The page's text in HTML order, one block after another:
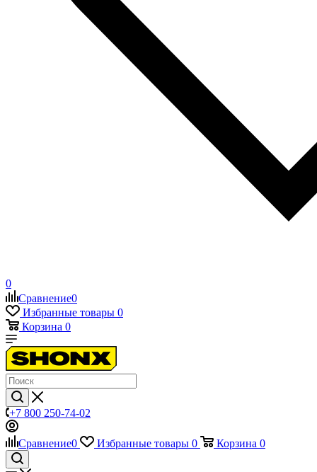
0
Сравнение0
Избранные товары 0
Корзина 0
+7 800 250-74-02
Сравнение0 Избранные товары 0 Корзина 0